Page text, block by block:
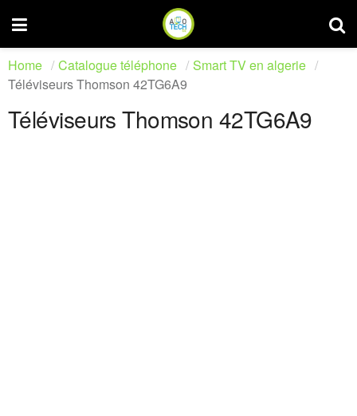
Home Catalogue téléphone
Smart TV en algerie
Téléviseurs Thomson 42TG6A9
Téléviseurs Thomson 42TG6A9